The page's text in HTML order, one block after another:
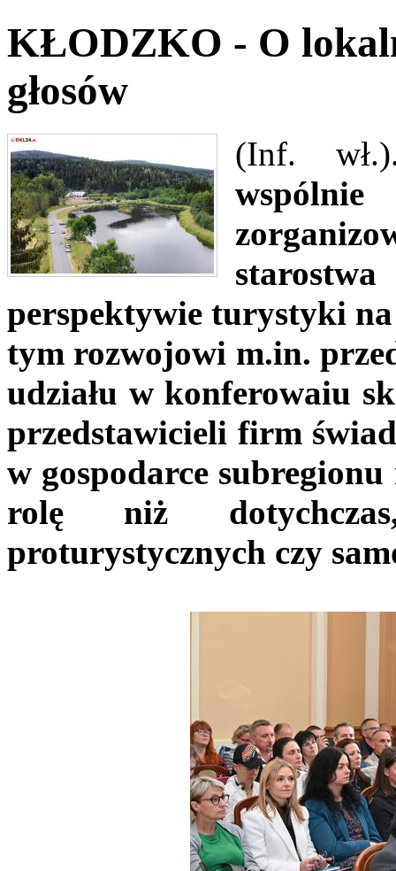
KŁODZKO - O
głosów
(Inf.
perspektywie turystyki
tym rozwojowi m.in.
udziału w konferowaiu
przedstawicieli firm
w gospodarce subregionu
rolę niż
proturystycznych czy